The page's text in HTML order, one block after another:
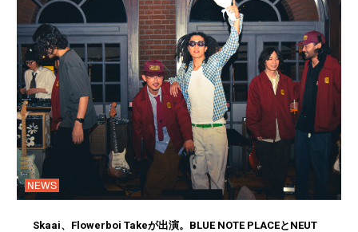
NEWS
Skaai、Flowerboi Takeが出演。BLUE NOTE PLACEとNEUT